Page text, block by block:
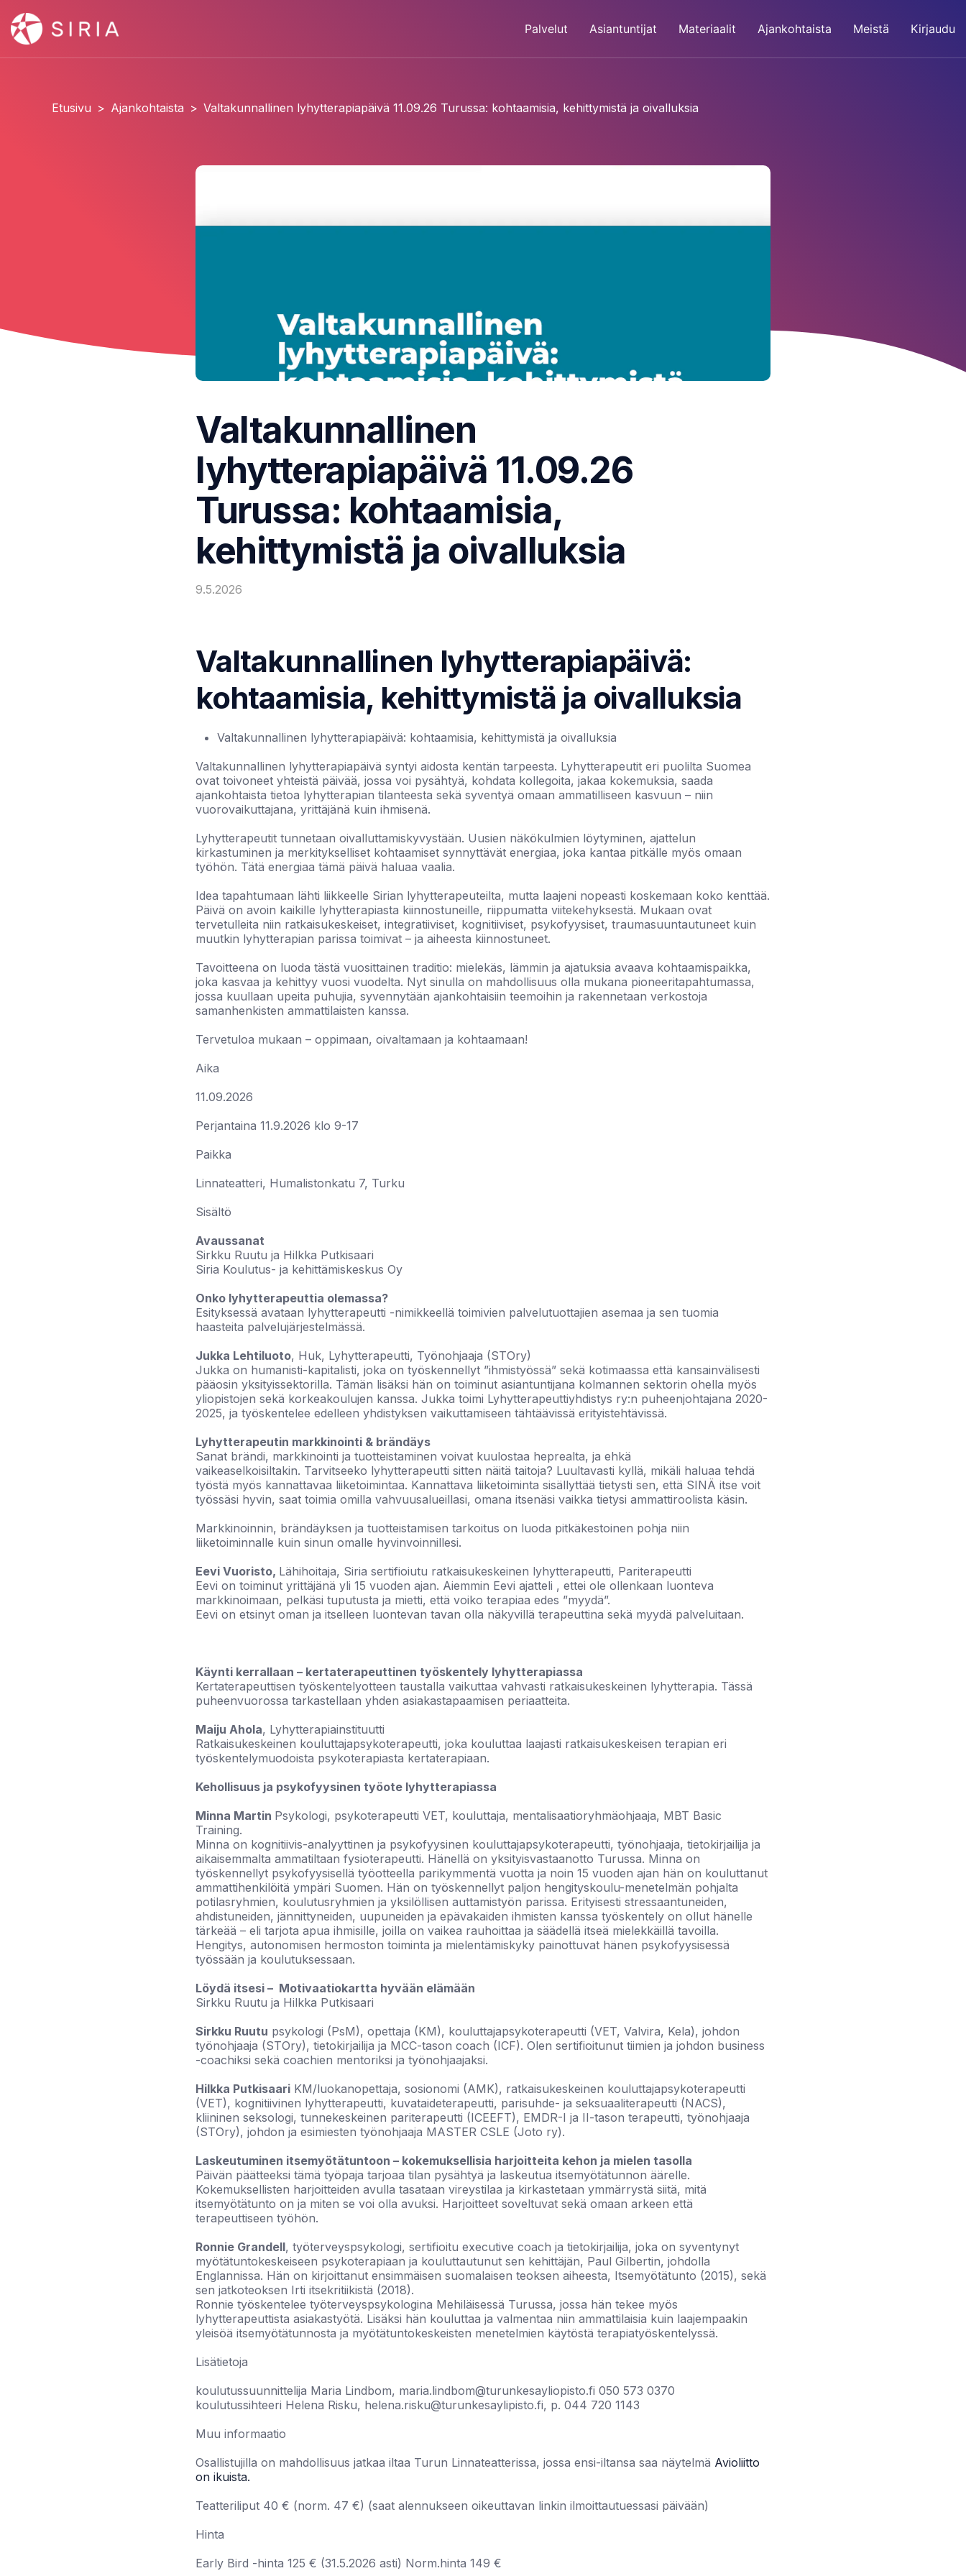
Palvelut Asiantuntijat Materiaalit Ajankohtaista Meistä Kirjaudu
Etusivu > Ajankohtaista > Valtakunnallinen lyhytterapiapäivä 11.09.26 Turussa: kohtaamisia, kehittymistä ja oivalluksia
Valtakunnallinen
lyhytterapiapäivä 11.09.26
Turussa: kohtaamisia,
kehittymistä ja oivalluksia
9.5.2026
Valtakunnallinen lyhytterapiapäivä:
kohtaamisia, kehittymistä ja oivalluksia
Valtakunnallinen lyhytterapiapäivä: kohtaamisia, kehittymistä ja oivalluksia
Valtakunnallinen lyhytterapiapäivä syntyi aidosta kentän tarpeesta. Lyhytterapeutit eri puolilta Suomea
ovat toivoneet yhteistä päivää, jossa voi pysähtyä, kohdata kollegoita, jakaa kokemuksia, saada
ajankohtaista tietoa lyhytterapian tilanteesta sekä syventyä omaan ammatilliseen kasvuun – niin
vuorovaikuttajana, yrittäjänä kuin ihmisenä.
Lyhytterapeutit tunnetaan oivalluttamiskyvystään. Uusien näkökulmien löytyminen, ajattelun
kirkastuminen ja merkitykselliset kohtaamiset synnyttävät energiaa, joka kantaa pitkälle myös omaan
työhön. Tätä energiaa tämä päivä haluaa vaalia.
Idea tapahtumaan lähti liikkeelle Sirian lyhytterapeuteilta, mutta laajeni nopeasti koskemaan koko kenttää.
Päivä on avoin kaikille lyhytterapiasta kiinnostuneille, riippumatta viitekehyksestä. Mukaan ovat
tervetulleita niin ratkaisukeskeiset, integratiiviset, kognitiiviset, psykofyysiset, traumasuuntautuneet kuin
muutkin lyhytterapian parissa toimivat – ja aiheesta kiinnostuneet.
Tavoitteena on luoda tästä vuosittainen traditio: mielekäs, lämmin ja ajatuksia avaava kohtaamispaikka,
joka kasvaa ja kehittyy vuosi vuodelta. Nyt sinulla on mahdollisuus olla mukana pioneeritapahtumassa,
jossa kuullaan upeita puhujia, syvennytään ajankohtaisiin teemoihin ja rakennetaan verkostoja
samanhenkisten ammattilaisten kanssa.
Tervetuloa mukaan – oppimaan, oivaltamaan ja kohtaamaan!
Aika
11.09.2026
Perjantaina 11.9.2026 klo 9-17
Paikka
Linnateatteri, Humalistonkatu 7, Turku
Sisältö
Avaussanat
Sirkku Ruutu ja Hilkka Putkisaari
Siria Koulutus- ja kehittämiskeskus Oy
Onko lyhytterapeuttia olemassa?
Esityksessä avataan lyhytterapeutti -nimikkeellä toimivien palvelutuottajien asemaa ja sen tuomia
haasteita palvelujärjestelmässä.
Jukka Lehtiluoto, Huk, Lyhytterapeutti, Työnohjaaja (STOry)
Jukka on humanisti-kapitalisti, joka on työskennellyt ”ihmistyössä” sekä kotimaassa että kansainvälisesti
pääosin yksityissektorilla. Tämän lisäksi hän on toiminut asiantuntijana kolmannen sektorin ohella myös
yliopistojen sekä korkeakoulujen kanssa. Jukka toimi Lyhytterapeuttiyhdistys ry:n puheenjohtajana 2020-
2025, ja työskentelee edelleen yhdistyksen vaikuttamiseen tähtäävissä erityistehtävissä.
Lyhytterapeutin markkinointi & brändäys
Sanat brändi, markkinointi ja tuotteistaminen voivat kuulostaa heprealta, ja ehkä
vaikeaselkoisiltakin. Tarvitseeko lyhytterapeutti sitten näitä taitoja? Luultavasti kyllä, mikäli haluaa tehdä
työstä myös kannattavaa liiketoimintaa. Kannattava liiketoiminta sisällyttää tietysti sen, että SINÄ itse voit
työssäsi hyvin, saat toimia omilla vahvuusalueillasi, omana itsenäsi vaikka tietysi ammattiroolista käsin.
Markkinoinnin, brändäyksen ja tuotteistamisen tarkoitus on luoda pitkäkestoinen pohja niin
liiketoiminnalle kuin sinun omalle hyvinvoinnillesi.
Eevi Vuoristo, Lähihoitaja, Siria sertifioiutu ratkaisukeskeinen lyhytterapeutti, Pariterapeutti
Eevi on toiminut yrittäjänä yli 15 vuoden ajan. Aiemmin Eevi ajatteli , ettei ole ollenkaan luonteva
markkinoimaan, pelkäsi tuputusta ja mietti, että voiko terapiaa edes ”myydä”.
Eevi on etsinyt oman ja itselleen luontevan tavan olla näkyvillä terapeuttina sekä myydä palveluitaan.
Käynti kerrallaan – kertaterapeuttinen työskentely lyhytterapiassa
Kertaterapeuttisen työskentelyotteen taustalla vaikuttaa vahvasti ratkaisukeskeinen lyhytterapia. Tässä
puheenvuorossa tarkastellaan yhden asiakastapaamisen periaatteita.
Maiju Ahola, Lyhytterapiainstituutti
Ratkaisukeskeinen kouluttajapsykoterapeutti, joka kouluttaa laajasti ratkaisukeskeisen terapian eri
työskentelymuodoista psykoterapiasta kertaterapiaan.
Kehollisuus ja psykofyysinen työote lyhytterapiassa
Minna Martin Psykologi, psykoterapeutti VET, kouluttaja, mentalisaatioryhmäohjaaja, MBT Basic
Training.
Minna on kognitiivis-analyyttinen ja psykofyysinen kouluttajapsykoterapeutti, työnohjaaja, tietokirjailija ja
aikaisemmalta ammatiltaan fysioterapeutti. Hänellä on yksityisvastaanotto Turussa. Minna on
työskennellyt psykofyysisellä työotteella parikymmentä vuotta ja noin 15 vuoden ajan hän on kouluttanut
ammattihenkilöitä ympäri Suomen. Hän on työskennellyt paljon hengityskoulu-menetelmän pohjalta
potilasryhmien, koulutusryhmien ja yksilöllisen auttamistyön parissa. Erityisesti stressaantuneiden,
ahdistuneiden, jännittyneiden, uupuneiden ja epävakaiden ihmisten kanssa työskentely on ollut hänelle
tärkeää – eli tarjota apua ihmisille, joilla on vaikea rauhoittaa ja säädellä itseä mielekkäillä tavoilla.
Hengitys, autonomisen hermoston toiminta ja mielentämiskyky painottuvat hänen psykofyysisessä
työssään ja koulutuksessaan.
Löydä itsesi – Motivaatiokartta hyvään elämään
Sirkku Ruutu ja Hilkka Putkisaari
Sirkku Ruutu psykologi (PsM), opettaja (KM), kouluttajapsykoterapeutti (VET, Valvira, Kela), johdon
työnohjaaja (STOry), tietokirjailija ja MCC-tason coach (ICF). Olen sertifioitunut tiimien ja johdon business
-coachiksi sekä coachien mentoriksi ja työnohjaajaksi.
Hilkka Putkisaari KM/luokanopettaja, sosionomi (AMK), ratkaisukeskeinen kouluttajapsykoterapeutti
(VET), kognitiivinen lyhytterapeutti, kuvataideterapeutti, parisuhde- ja seksuaaliterapeutti (NACS),
kliininen seksologi, tunnekeskeinen pariterapeutti (ICEEFT), EMDR-I ja II-tason terapeutti, työnohjaaja
(STOry), johdon ja esimiesten työnohjaaja MASTER CSLE (Joto ry).
Laskeutuminen itsemyötätuntoon – kokemuksellisia harjoitteita kehon ja mielen tasolla
Päivän päätteeksi tämä työpaja tarjoaa tilan pysähtyä ja laskeutua itsemyötätunnon äärelle.
Kokemuksellisten harjoitteiden avulla tasataan vireystilaa ja kirkastetaan ymmärrystä siitä, mitä
itsemyötätunto on ja miten se voi olla avuksi. Harjoitteet soveltuvat sekä omaan arkeen että
terapeuttiseen työhön.
Ronnie Grandell, työterveyspsykologi, sertifioitu executive coach ja tietokirjailija, joka on syventynyt
myötätuntokeskeiseen psykoterapiaan ja kouluttautunut sen kehittäjän, Paul Gilbertin, johdolla
Englannissa. Hän on kirjoittanut ensimmäisen suomalaisen teoksen aiheesta, Itsemyötätunto (2015), sekä
sen jatkoteoksen Irti itsekritiikistä (2018).
Ronnie työskentelee työterveyspsykologina Mehiläisessä Turussa, jossa hän tekee myös
lyhytterapeuttista asiakastyötä. Lisäksi hän kouluttaa ja valmentaa niin ammattilaisia kuin laajempaakin
yleisöä itsemyötätunnosta ja myötätuntokeskeisten menetelmien käytöstä terapiatyöskentelyssä.
Lisätietoja
koulutussuunnittelija Maria Lindbom, maria.lindbom@turunkesayliopisto.fi 050 573 0370
koulutussihteeri Helena Risku, helena.risku@turunkesaylipisto.fi, p. 044 720 1143
Muu informaatio
Osallistujilla on mahdollisuus jatkaa iltaa Turun Linnateatterissa, jossa ensi-iltansa saa näytelmä Avioliitto
on ikuista.
Teatteriliput 40 € (norm. 47 €) (saat alennukseen oikeuttavan linkin ilmoittautuessasi päivään)
Hinta
Early Bird -hinta 125 € (31.5.2026 asti) Norm.hinta 149 €